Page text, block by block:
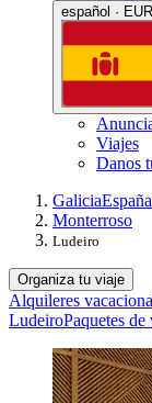
español ·
Viajes
Danos
GaliciaEspaña
Monterroso
Ludeiro
Organiza tu viaje
Alquileres
LudeiroPaquetes